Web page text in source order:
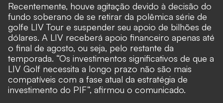
Recentemente, houve agitação devido à decisão do
fundo soberano de se retirar da polêmica série de
golfe LIV Tour e suspender seu apoio de bilhões de
dólares. A LIV receberá apoio financeiro apenas até
o final de agosto, ou seja, pelo restante da
temporada. “Os investimentos significativos de que a
LIV Golf necessita a longo prazo não são mais
compatíveis com a fase atual da estratégia de
investimento do PIF”, afirmou o comunicado.